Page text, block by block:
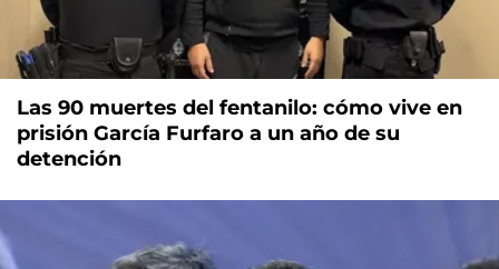
Las 90 muertes del fentanilo: cómo vive en
prisión García Furfaro a un año de su
detención